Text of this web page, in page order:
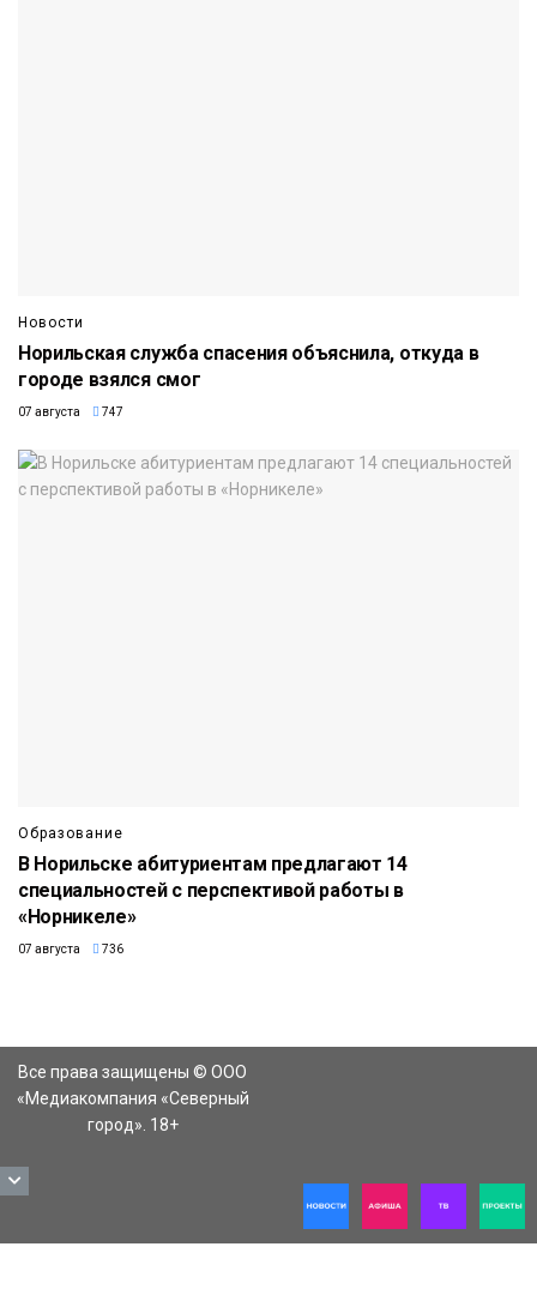
Новости
Норильская служба спасения объяснила, откуда в
городе взялся смог
07 августа 747
Образование
В Норильске абитуриентам предлагают 14
специальностей с перспективой работы в
«Норникеле»
07 августа 736
Все права защищены © ООО
«Медиакомпания «Северный
город». 18+